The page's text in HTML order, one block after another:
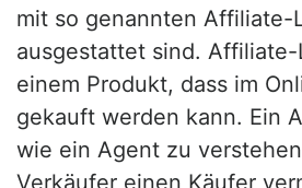
mit so genannten Affiliate-
ausgestattet sind.
einem Produkt, dass im
gekauft werden kann. Ein
wie ein Agent zu
Verkäufer einen Käufer